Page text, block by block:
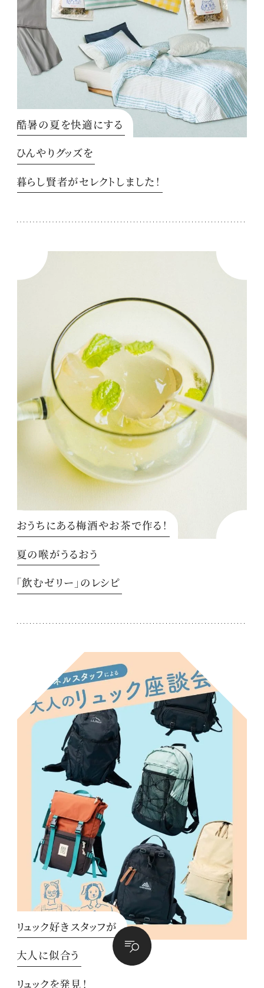
酷暑の夏を快適にする
ひんやりグッズを
暮らし賢者がセレクトしました！
おうちにある梅酒やお茶で作る！
夏の喉がうるおう
「飲むゼリー」のレシピ
リュック好きスタッフが
大人に似合う
リュックを発見！